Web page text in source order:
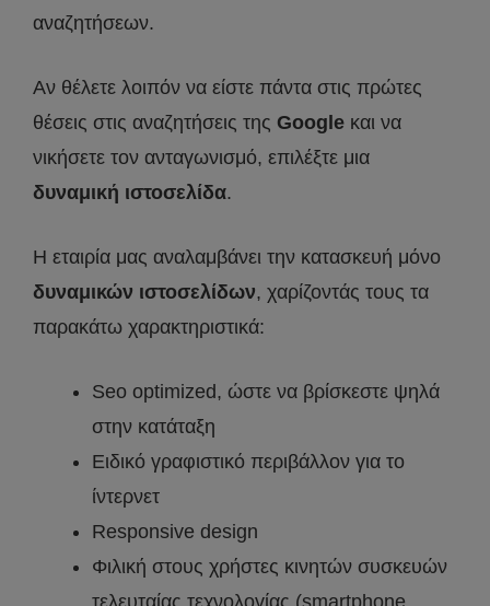
αναζητήσεων.
Αν θέλετε λοιπόν να είστε πάντα στις πρώτες
θέσεις στις αναζητήσεις της Google και να
νικήσετε τον ανταγωνισμό, επιλέξτε μια
δυναμική ιστοσελίδα.
Η εταιρία μας αναλαμβάνει την κατασκευή μόνο
δυναμικών ιστοσελίδων, χαρίζοντάς τους τα
παρακάτω χαρακτηριστικά:
Seo optimized, ώστε να βρίσκεστε ψηλά
στην κατάταξη
Ειδικό γραφιστικό περιβάλλον για το
ίντερνετ
Responsive design
Φιλική στους χρήστες κινητών συσκευών
τελευταίας τεχνολογίας (smartphone,